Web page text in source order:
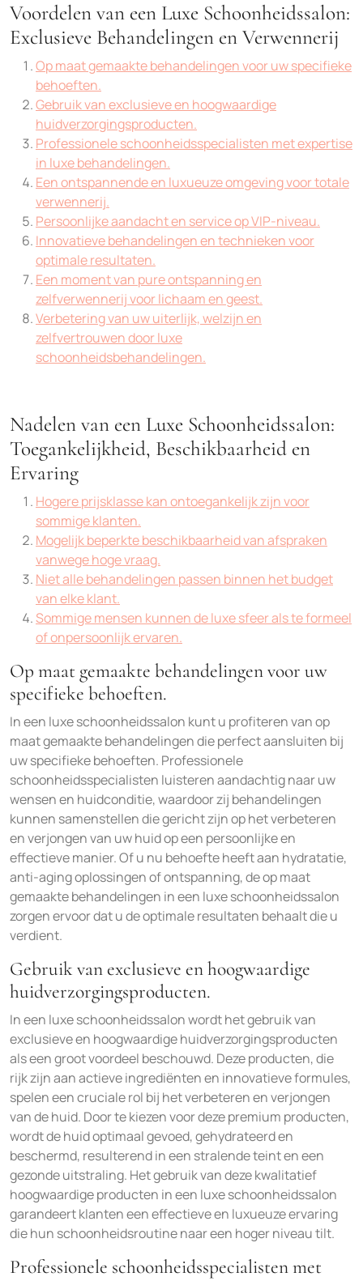
Voordelen van een Luxe Schoonheidssalon:
Exclusieve Behandelingen en Verwennerij
Op maat gemaakte behandelingen voor uw specifieke
behoeften.
Gebruik van exclusieve en hoogwaardige
huidverzorgingsproducten.
Professionele schoonheidsspecialisten met expertise
in luxe behandelingen.
Een ontspannende en luxueuze omgeving voor totale
verwennerij.
Persoonlijke aandacht en service op VIP-niveau.
Innovatieve behandelingen en technieken voor
optimale resultaten.
Een moment van pure ontspanning en
zelfverwennerij voor lichaam en geest.
Verbetering van uw uiterlijk, welzijn en
zelfvertrouwen door luxe
schoonheidsbehandelingen.
Nadelen van een Luxe Schoonheidssalon:
Toegankelijkheid, Beschikbaarheid en
Ervaring
Hogere prijsklasse kan ontoegankelijk zijn voor
sommige klanten.
Mogelijk beperkte beschikbaarheid van afspraken
vanwege hoge vraag.
Niet alle behandelingen passen binnen het budget
van elke klant.
Sommige mensen kunnen de luxe sfeer als te formeel
of onpersoonlijk ervaren.
Op maat gemaakte behandelingen voor uw
specifieke behoeften.
In een luxe schoonheidssalon kunt u profiteren van op
maat gemaakte behandelingen die perfect aansluiten bij
uw specifieke behoeften. Professionele
schoonheidsspecialisten luisteren aandachtig naar uw
wensen en huidconditie, waardoor zij behandelingen
kunnen samenstellen die gericht zijn op het verbeteren
en verjongen van uw huid op een persoonlijke en
effectieve manier. Of u nu behoefte heeft aan hydratatie,
anti-aging oplossingen of ontspanning, de op maat
gemaakte behandelingen in een luxe schoonheidssalon
zorgen ervoor dat u de optimale resultaten behaalt die u
verdient.
Gebruik van exclusieve en hoogwaardige
huidverzorgingsproducten.
In een luxe schoonheidssalon wordt het gebruik van
exclusieve en hoogwaardige huidverzorgingsproducten
als een groot voordeel beschouwd. Deze producten, die
rijk zijn aan actieve ingrediënten en innovatieve formules,
spelen een cruciale rol bij het verbeteren en verjongen
van de huid. Door te kiezen voor deze premium producten,
wordt de huid optimaal gevoed, gehydrateerd en
beschermd, resulterend in een stralende teint en een
gezonde uitstraling. Het gebruik van deze kwalitatief
hoogwaardige producten in een luxe schoonheidssalon
garandeert klanten een effectieve en luxueuze ervaring
die hun schoonheidsroutine naar een hoger niveau tilt.
Professionele schoonheidsspecialisten met